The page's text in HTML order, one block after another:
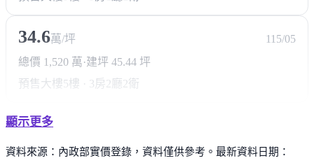
34.6萬/坪
115/05
總價 1,520 萬 ·建坪 45.44 坪
預售大樓5樓 · 3房2廳2衛
顯示更多
資料來源：內政部實價登錄，資料僅供參考。最新資料日期：